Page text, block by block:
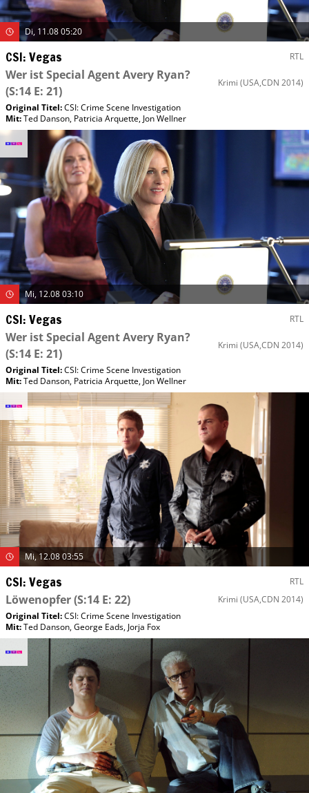
Di, 11.08 05:20
CSI: Vegas RTL
Wer ist Special Agent Avery Ryan?
(S:14 E: 21)
Krimi (USA,CDN 2014)
Original Titel:CSI: Crime Scene Investigation
Mit:Ted Danson, Patricia Arquette, Jon Wellner
Mi, 12.08 03:10
CSI: Vegas RTL
Wer ist Special Agent Avery Ryan?
(S:14 E: 21)
Krimi (USA,CDN 2014)
Original Titel:CSI: Crime Scene Investigation
Mit:Ted Danson, Patricia Arquette, Jon Wellner
Mi, 12.08 03:55
CSI: Vegas RTL
Löwenopfer(S:14 E: 22) Krimi (USA,CDN 2014)
Original Titel:CSI: Crime Scene Investigation
Mit:Ted Danson,George Eads, Jorja Fox